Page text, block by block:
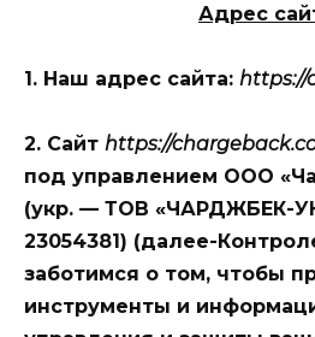
Адрес
1. Наш адрес сайта: https://
2. Сайт https://
под управлением ООО
(укр. — ТОВ «ЧАРДЖБЕК-
23054381) (далее-
заботимся о том, чтобы
инструменты и